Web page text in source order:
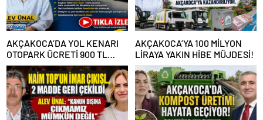
AKÇAKOCA’DA YOL KENARI
OTOPARK ÜCRETİ 900 TL
OLDU
AKÇAKOCA’YA 100 MİLYON
LİRAYA YAKIN HİBE MÜJDESİ!